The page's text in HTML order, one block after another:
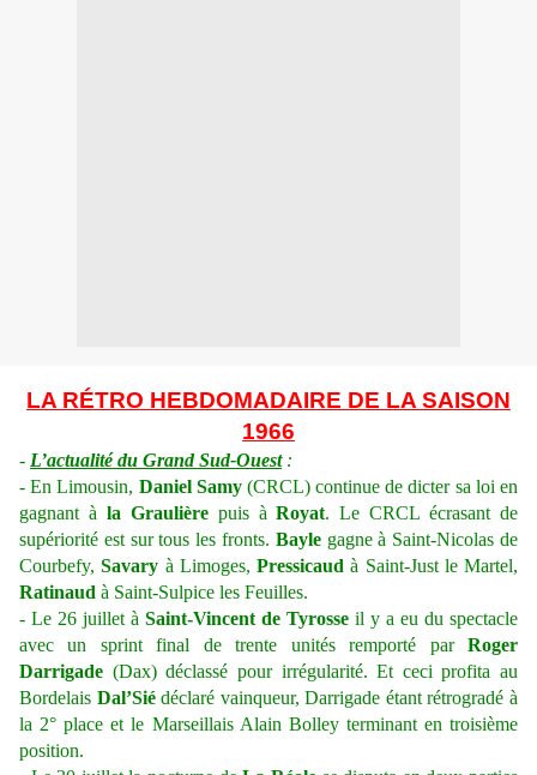
LA RÉTRO HEBDOMADAIRE DE LA SAISON
1966
- L’actualité du Grand Sud-Ouest:
- En Limousin, Daniel Samy(CRCL) continue de dicter sa loi en
gagnant à la Graulièrepuis àRoyat. Le CRCL écrasant de
supériorité est sur tous les fronts. Baylegagne à Saint-Nicolas de
Courbefy,Savary à Limoges, Pressicaud à Saint-Just le Martel,
Ratinaud à Saint-Sulpice les Feuilles.
- Le 26 juillet à Saint-Vincent de Tyrosse il y a eu du spectacle
avec un sprint final de trente unités remporté par Roger
Darrigade (Dax) déclassé pour irrégularité. Et ceci profita au
Bordelais Dal’Siédéclaré vainqueur, Darrigade étant rétrogradé à
la 2° place et le Marseillais Alain Bolley terminant en troisième
position.